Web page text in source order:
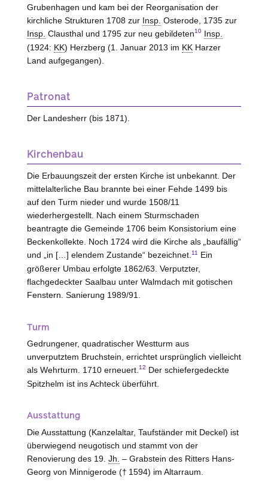
Grubenhagen und kam bei der Reorganisation der
kirchliche Strukturen 1708 zur Insp. Osterode, 1735 zur
Insp. Clausthal und 1795 zur neu gebildeten10 Insp.
(1924: KK) Herzberg (1. Januar 2013 im KKHarzer
Land aufgegangen).
Patronat
Der Landesherr (bis 1871).
Kirchenbau
Die Erbauungszeit der ersten Kirche ist unbekannt. Der
mittelalterliche Bau brannte bei einer Fehde 1499 bis
auf den Turm nieder und wurde 1508/11
wiederhergestellt. Nach einem Sturmschaden
beantragte die Gemeinde 1706 beim Konsistorium eine
Beckenkollekte. Noch 1724 wird die Kirche als „baufällig“
und „in […] elendem Zustande“ bezeichnet.11
Ein
größerer Umbau erfolgte 1862/63. Verputzter,
flachgedeckter Saalbau unter Walmdach mit gotischen
Fenstern. Sanierung 1989/91.
Turm
Gedrungener, quadratischer Westturm aus
unverputztem Bruchstein, errichtet ursprünglich vielleicht
als Wehrturm. 1710 erneuert. 12 Der schiefergedeckte
Spitzhelm ist ins Achteck überführt.
Ausstattung
Die Ausstattung (Kanzelaltar, Taufständer mit Deckel) ist
überwiegend neugotisch und stammt von der
Renovierung des 19. Jh. – Grabstein des Ritters Hans-
Georg von Minnigerode(† 1594) im Altarraum.